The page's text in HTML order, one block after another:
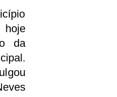
da